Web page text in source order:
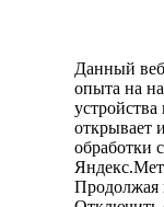
Данный
опыта на
открывает
обработки
Продолжая